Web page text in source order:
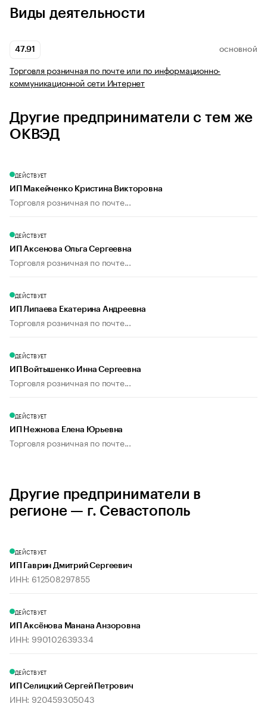
Виды деятельности
47.91 ОСНОВНОЙ
Торговля розничная по почте или по информационно-
коммуникационной сети Интернет
Другие предприниматели с тем же
ОКВЭД
ДЕЙСТВУЕТ
ИП Макейченко Кристина Викторовна
Торговля розничная по почте...
ДЕЙСТВУЕТ
ИП Аксенова Ольга Сергеевна
Торговля розничная по почте...
ДЕЙСТВУЕТ
ИП Липаева Екатерина Андреевна
Торговля розничная по почте...
ДЕЙСТВУЕТ
ИП Войтышенко Инна Сергеевна
Торговля розничная по почте...
ДЕЙСТВУЕТ
ИП Нежнова Елена Юрьевна
Торговля розничная по почте...
Другие предприниматели в
регионе — г. Севастополь
ДЕЙСТВУЕТ
ИП Гаврин Дмитрий Сергеевич
ИНН: 612508297855
ДЕЙСТВУЕТ
ИП Аксёнова Манана Анзоровна
ИНН: 990102639334
ДЕЙСТВУЕТ
ИП Селицкий Сергей Петрович
ИНН: 920459305043